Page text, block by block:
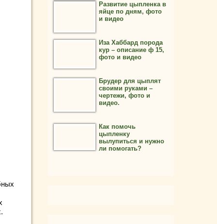
Развитие цыпленка в
яйце по дням, фото
и видео
Иза Хаббард порода
кур – описание ф 15,
фото и видео
Брудер для цыплят
своими руками –
чертежи, фото и
видео.
Как помочь
цыпленку
вылупиться и нужно
ли помогать?